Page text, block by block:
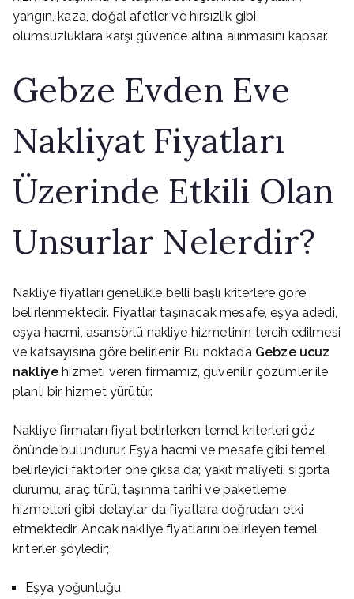
yangın, kaza, doğal afetler ve hırsızlık gibi
olumsuzluklara karşı güvence altına alınmasını kapsar.
Gebze Evden Eve
Nakliyat Fiyatları
Üzerinde Etkili Olan
Unsurlar Nelerdir?
Nakliye fiyatları genellikle belli başlı kriterlere göre
belirlenmektedir. Fiyatlar taşınacak mesafe, eşya adedi,
eşya hacmi, asansörlü nakliye hizmetinin tercih edilmesi
ve katsayısına göre belirlenir. Bu noktada Gebze ucuz
nakliye hizmeti veren firmamız, güvenilir çözümler ile
planlı bir hizmet yürütür.
Nakliye firmaları fiyat belirlerken temel kriterleri göz
önünde bulundurur. Eşya hacmi ve mesafe gibi temel
belirleyici faktörler öne çıksa da; yakıt maliyeti, sigorta
durumu, araç türü, taşınma tarihi ve paketleme
hizmetleri gibi detaylar da fiyatlara doğrudan etki
etmektedir. Ancak nakliye fiyatlarını belirleyen temel
kriterler şöyledir;
Eşya yoğunluğu